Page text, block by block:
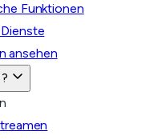
Funktionen
ansehen